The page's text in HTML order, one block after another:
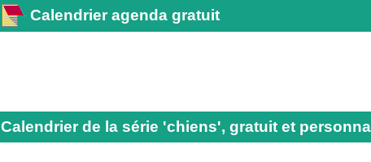
Calendrier agenda gratuit
Calendrier de la série 'chiens', gratuit et